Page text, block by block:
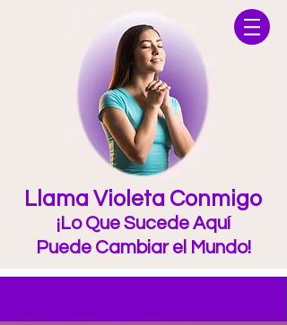
Llama Violeta Conmigo
¡Lo Que Sucede Aquí
Puede Cambiar el Mundo!